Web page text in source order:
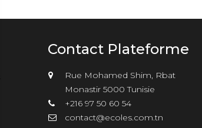
Contact Plateforme
Rue Mohamed Shim, Rbat
Monastir 5000 Tunisie
+216 97 50 60 54
contact@ecoles.com.tn